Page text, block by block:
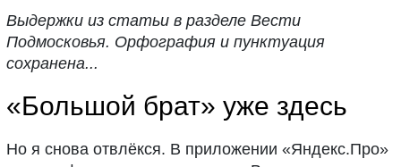
Выдержки из статьи в разделе Вести
Подмосковья. Орфография и пунктуация
сохранена...
«Большой брат» уже здесь
Но я снова отвлёкся. В приложении «Яндекс.Про»